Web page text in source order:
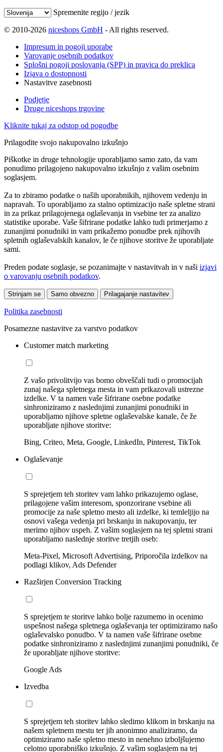
Spremenite regijo / jezik
© 2010-2026 niceshops GmbH - All rights reserved.
Impresum in pogoji uporabe
Varovanje osebnih podatkov
Splošni pogoji poslovanja (SPP) in pravica do preklica
Izjava o dostopnosti
Nastavitve zasebnosti
Podjetje
Druge niceshops trgovine
Kliknite tukaj za odstop od pogodbe
Prilagodite svojo nakupovalno izkušnjo
Piškotke in druge tehnologije uporabljamo samo zato, da vam
ponudimo prilagojeno nakupovalno izkušnjo z vašim osebnim
soglasjem.
Za to zbiramo podatke o naših uporabnikih, njihovem vedenju in
napravah. To uporabljamo za stalno optimizacijo naše spletne strani
in za prikaz prilagojenega oglaševanja in vsebine ter za analizo
statistike uporabe. Vaše šifrirane podatke lahko tudi primerjamo z
zunanjimi ponudniki in vam prikažemo ponudbe prek njihovih
spletnih oglaševalskih kanalov, le če njihove storitve že uporabljate
sami.
Preden podate soglasje, se pozanimajte v nastavitvah in v naši izjavi
o varovanju osebnih podatkov.
Strinjam se Samo obvezno Prilagajanje nastavitev
Politika zasebnosti
Posamezne nastavitve za varstvo podatkov
Customer match marketing
Z vašo privolitvijo vas bomo obveščali tudi o promocijah
zunaj našega spletnega mesta in vam prikazovali ustrezne
izdelke. V ta namen vaše šifrirane osebne podatke
sinhroniziramo z naslednjimi zunanjimi ponudniki in
uporabljamo njihove spletne oglaševalske kanale, če že
uporabljate njihove storitve:
Bing, Criteo, Meta, Google, LinkedIn, Pinterest, TikTok
Oglaševanje
S sprejetjem teh storitev vam lahko prikazujemo oglase,
prilagojene vašim interesom, sponzorirane vsebine ali
promocije za naše spletno mesto ali izdelke, ki temleljijo na
osnovi vašega vedenja pri brskanju in nakupovanju, ter
merimo njihov uspeh. Z vašim soglasjem na tej spletni strani
uporabljamo naslednje storitve tretjih oseb:
Meta-Pixel, Microsoft Advertising, Priporočila izdelkov na
podlagi klikov, Ads Defender
Razširjen Conversion Tracking
S sprejetjem te storitve lahko bolje razumemo in ocenimo
uspešnost našega spletnega oglaševanja ter optimiziramo našo
oglaševalsko ponudbo. V ta namen vaše šifrirane osebne
podatke sinhroniziramo z naslednjimi zunanjimi ponudniki, če
že uporabljate njihove storitve:
Google Ads
Izvedba
S sprejetjem teh storitev lahko sledimo klikom in brskanju na
našem spletnem mestu ter jih anonimno analiziramo, da
optimiziramo naše spletno mesto in nenehno izboljšujemo
celotno uporabniško izkušnjo. Z vašim soglasjem na tej